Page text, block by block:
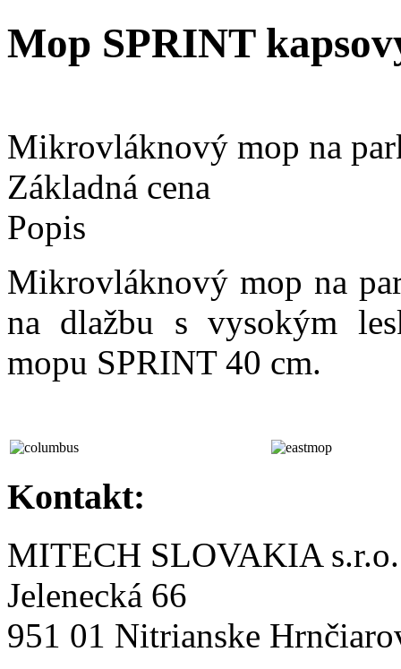
Mop SPRINT
Mikrovláknový mop na
Základná cena
Popis
Mikrovláknový mop na
na dlažbu s vysokým
mopu SPRINT 40 cm.
Kontakt:
MITECH SLOVAKIA s.r.o.
Jelenecká 66
951 01 Nitrianske